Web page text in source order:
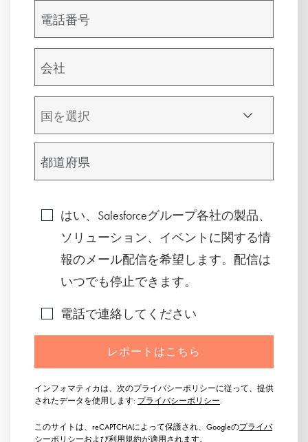
はい、Salesforceグループ各社の製品、
ソリューション、イベントに関する情
報のメール配信を希望します。配信は
いつでも停止できます。
電話で連絡してください
レポートはこちら
インフォマティカは、次のプライバシーポリシーに従って、提供
されたデータを使用します: プライバシーポリシー.
このサイトは、reCAPTCHAによって保護され、Googleのプライバ
シーポリシーおよび利用規約が適用されます。